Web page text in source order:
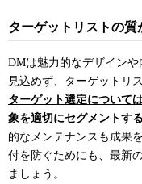
ターゲットリストの質
DMは魅力的なデザイン
見込めず、ターゲットリ
ターゲット選定について
象を適切にセグメントす
的なメンテナンスも成果
付を防ぐためにも、最新
ましょう。